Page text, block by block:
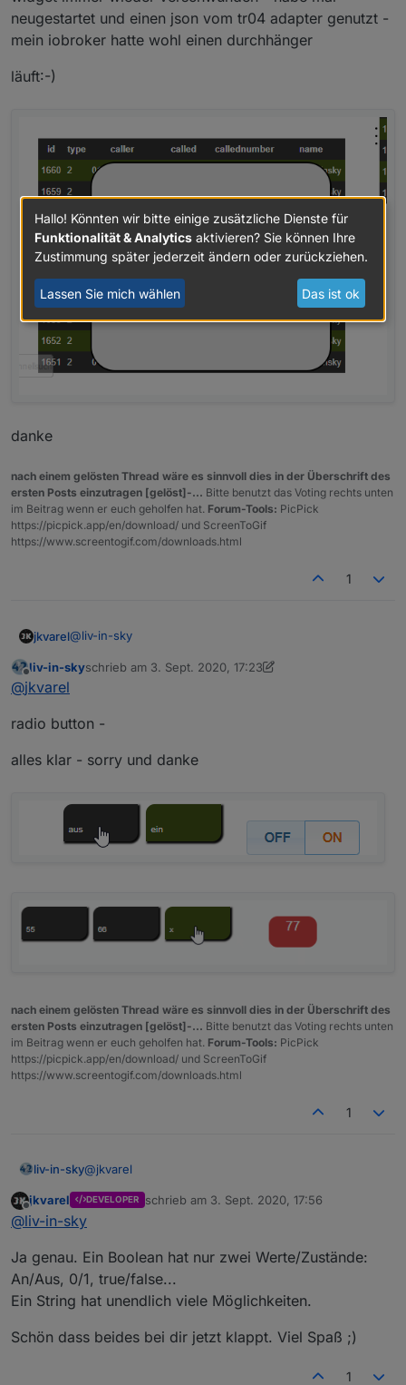
{"data1":"wert1","data2":"wert2", /*usw.*/} //
// usw.
neugestartet und einen json vom tr04 adapter genutzt -
mein iobroker hatte wohl einen durchhänger
läuft:-)
danke
nach einem gelösten Thread wäre es sinnvoll dies in der Überschrift des
ersten Posts einzutragen [gelöst]-... Bitte benutzt das Voting rechts unten
im Beitrag wenn er euch geholfen hat. Forum-Tools: PicPick
https://picpick.app/en/download/ und ScreenToGif
https://www.screentogif.com/downloads.html
1
jkvarel@liv-in-sky
Einmal kurz wie ein JSON aufgebaut ist:
{"data1":"wert1","data2":"wert2", /*usw.*/} //
Offline
liv-in-skyschrieb am 3. Sept. 2020, 17:23
zuletzt editiert von liv-in-sky9. März 2020, 19:24
@jkvarel
radio button -
alles klar - sorry und danke
nach einem gelösten Thread wäre es sinnvoll dies in der Überschrift des
ersten Posts einzutragen [gelöst]-... Bitte benutzt das Voting rechts unten
im Beitrag wenn er euch geholfen hat. Forum-Tools: PicPick
https://picpick.app/en/download/ und ScreenToGif
https://www.screentogif.com/downloads.html
1
liv-in-sky@jkvarel
radio button -
Offline
jkvarel DEVELOPER schrieb am 3. Sept. 2020, 17:56
zuletzt editiert von
@liv-in-sky
Ja genau. Ein Boolean hat nur zwei Werte/Zustände:
An/Aus, 0/1, true/false...
Ein String hat unendlich viele Möglichkeiten.
Schön dass beides bei dir jetzt klappt. Viel Spaß ;)
1
Hallo! Könnten wir bitte einige zusätzliche Dienste für
Funktionalität & Analytics aktivieren? Sie können Ihre
Zustimmung später jederzeit ändern oder zurückziehen.
Lassen Sie mich wählen Das ist ok